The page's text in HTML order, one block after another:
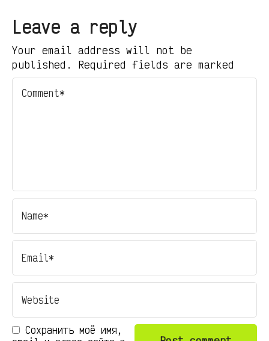
Leave a reply
Your email address will not be
published. Required fields are marked
Сохранить моё имя,